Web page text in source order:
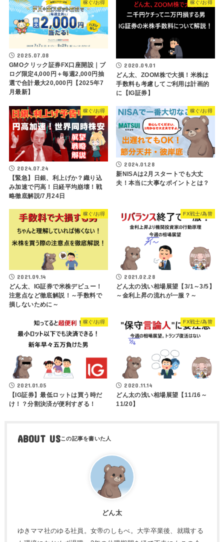
稼ぐ/お得
2025.07.08
GMOクリック証券FX口座開設｜ブ
ログ限定4,000円＋毎週2,000円抽
選で合計最大20,000円【2025年7
月最新】
稼ぐ/お得
2020.09.01
どん太、ZOOM株で大損！米株は
手数料も考慮してご利用は計画的
に【IG証券】
稼ぐ/お得
2024.07.24
【緊急】日銀、利上げか？織り込
み加速で円高！日経平均崩壊！戦
略徹底解説/7月24日
稼ぐ/お得
2024.01.28
新NISAは2月スタートでも大丈
夫！本当に大事なポイントとは？
稼ぐ/お得
2021.09.14
どん太、IG証券で米株デビュー！
注意点など徹底解説！～手数料で
損しないために～
FX戦士/為替
2021.02.28
どん太の浅い相場展望【3/1～3/5】
～金利上昇の流れが一服？～
稼ぐ/お得
2021.01.05
【IG証券】最低ロットは買う時だ
け！？分割決済が便利すぎる！
FX戦士/為替
2020.11.14
どん太の浅い相場展望【11/16～
11/20】
ABOUT US
どん太
ゆきママ社のゆる社員。女帝のしもべ。大学卒業後、就職する